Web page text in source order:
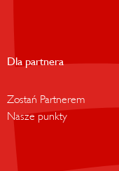
Dla partnera
Zostań Partnerem
Nasze punkty